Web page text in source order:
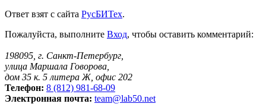
Ответ взят с сайта РусБИТех.
Пожалуйста, выполните Вход, чтобы оставить комментарий:
198095, г. Санкт-Петербург,
улица Маршала Говорова,
дом 35 к. 5 литера Ж, офис 202
Телефон: 8 (812) 981-68-09
Электронная почта: team@lab50.net